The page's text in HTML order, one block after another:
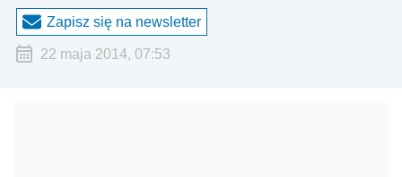
Zapisz się na newsletter
22 maja 2014, 07:53